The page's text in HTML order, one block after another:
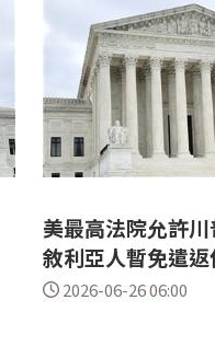
美最高法院允許
敘利亞人暫免遣
2026-06-26 06:00